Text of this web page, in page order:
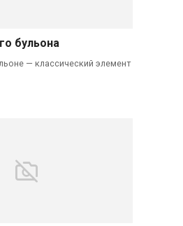
бульона
— классический элемент